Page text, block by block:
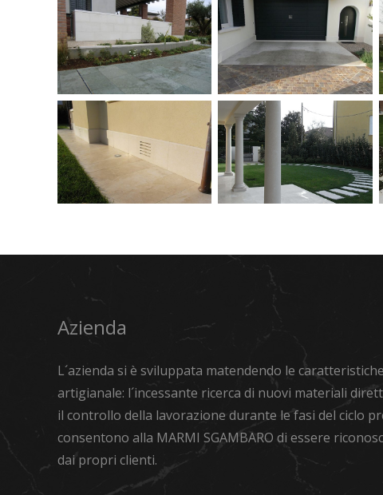
Pavimento
esterno in
marmo
Verdello e
Rosso di Asiago
Pavimento
eterno in
Quarzite Gaia
Dark Mix
fiammata
Pavimento
rivestimento
parete, fioraia e
ripiano di
appoggio
Pavimento
esterno in
porfido e Rustic
Green (Grigio
Olivo)
travertino
esterno in
Azienda
L´azienda si è sviluppata matendendo le
artigianale: l´incessante ricerca di nuovi materiali
il controllo della lavorazione durante le fasi del ciclo
consentono alla MARMI SGAMBARO di essere
dai propri clienti.